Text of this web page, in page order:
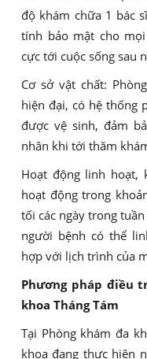
độ khám chữa 1 bác
tính bảo mật cho
cực tới cuộc sống sau
Cơ sở vật chất:
hiện đại, có hệ thống
được vệ sinh, đảm
nhân khi tới thăm
Hoạt động linh hoạt,
hoạt động trong
tối các ngày trong
người bệnh có thể
hợp với lịch trình của
Phương pháp điều
khoa Tháng Tám
Tại Phòng khám đa
khoa đang thực hiện